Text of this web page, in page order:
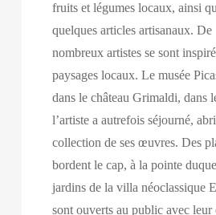
fruits et légumes locaux, ainsi
quelques articles artisanaux. De
nombreux artistes se sont
paysages locaux. Le musée
dans le château Grimaldi, dans
l’artiste a autrefois séjourné,
collection de ses œuvres. Des
bordent le cap, à la pointe
jardins de la villa néoclassique
sont ouverts au public avec leur